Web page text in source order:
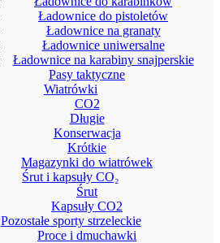
Ładownice do pistoletów
Ładownice na granaty
Ładownice uniwersalne
Ładownice na karabiny snajperskie
Pasy taktyczne
Wiatrówki
CO2
Długie
Konserwacja
Krótkie
Magazynki do wiatrówek
Śrut i kapsuły CO₂
Śrut
Kapsuły CO2
Pozostałe sporty strzeleckie
Proce i dmuchawki